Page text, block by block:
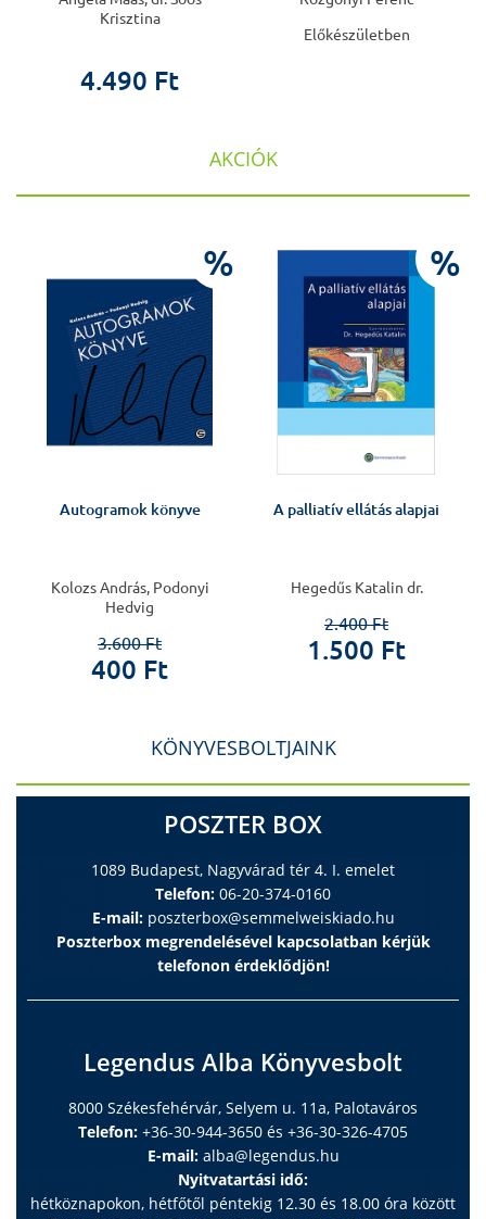
Krisztina
4.490 Ft
Előkészületben
AKCIÓK
%
Autogramok könyve
Kolozs András, Podonyi
Hedvig
3.600 Ft
400 Ft
%
A palliatív ellátás alapjai
Hegedűs Katalin dr.
2.400 Ft
1.500 Ft
KÖNYVESBOLTJAINK
POSZTER BOX
1089 Budapest, Nagyvárad tér 4. I. emelet
Telefon: 06-20-374-0160
E-mail: poszterbox@semmelweiskiado.hu
Poszterbox megrendelésével kapcsolatban kérjük
telefonon érdeklődjön!
Legendus Alba Könyvesbolt
8000 Székesfehérvár, Selyem u. 11a, Palotaváros
Telefon: +36-30-944-3650 és +36-30-326-4705
E-mail: alba@legendus.hu
Nyitvatartási idő:
hétköznapokon, hétfőtől péntekig 12.30 és 18.00 óra között